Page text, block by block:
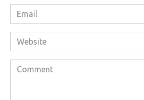
Email
*
Website
Comment